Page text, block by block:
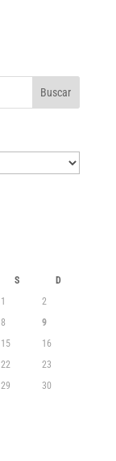
S
D
1
2
8
9
15
16
22
23
29
30